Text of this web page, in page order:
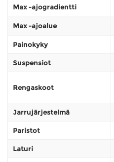
Max -ajogradientti
Max -ajoalue
Painokyky
Suspensiot
Rengaskoot
Jarrujärjestelmä
Paristot
Laturi